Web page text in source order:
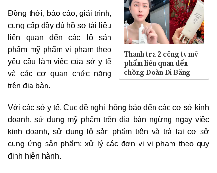
Thanh tra 2 công ty mỹ
phẩm liên quan đến
chồng Đoàn Di Băng
Đồng thời, báo cáo, giải trình,
cung cấp đầy đủ hồ sơ tài liệu
liên quan đến các lô sản
phẩm mỹ phẩm vi phạm theo
yêu cầu làm việc của sở y tế
và các cơ quan chức năng
trên địa bàn.
Với các sở y tế, Cục đề nghị thông báo đến các cơ sở kinh
doanh, sử dụng mỹ phẩm trên địa bàn ngừng ngay việc
kinh doanh, sử dụng lô sản phẩm trên và trả lại cơ sở
cung ứng sản phẩm; xử lý các đơn vị vi phạm theo quy
định hiện hành.